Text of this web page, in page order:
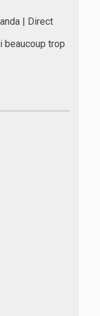
| Direct
beaucoup trop